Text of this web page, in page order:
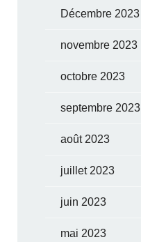
Décembre 2023
novembre 2023
octobre 2023
septembre 2023
août 2023
juillet 2023
juin 2023
mai 2023